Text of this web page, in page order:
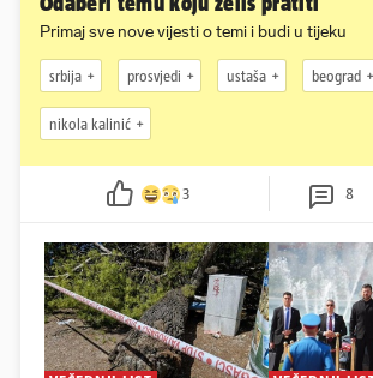
Primaj sve nove vijesti o temi i budi u tijeku
srbija prosvjedi ustaša beograd
nikola kalinić
3 8